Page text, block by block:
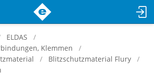
ELDAS
Klemmen
Blitzschutzmaterial Flury